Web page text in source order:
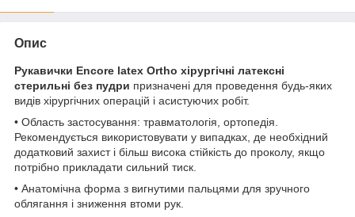
Опис
Рукавички Encore latex Ortho хірургічні латексні
стерильні без пудри призначені для проведення будь-яких
видів хірургічних операцій і асистуючих робіт.
• Область застосування: травматологія, ортопедія.
Рекомендується використовувати у випадках, де необхідний
додатковий захист і більш висока стійкість до проколу, якщо
потрібно прикладати сильний тиск.
• Анатомічна форма з вигнутими пальцями для зручного
облягання і зниження втоми рук.